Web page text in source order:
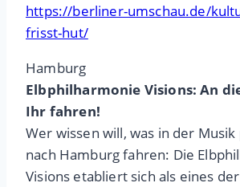
https://berliner-umschau.de/
frisst-hut/
Hamburg
Elbphilharmonie Visions: An
Ihr fahren!
Wer wissen will, was in der
nach Hamburg fahren: Die
Visions etabliert sich als eines